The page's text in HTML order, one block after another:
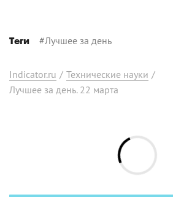
Теги #Лучшее за день
Indicator.ru / Технические науки /
Лучшее за день. 22 марта